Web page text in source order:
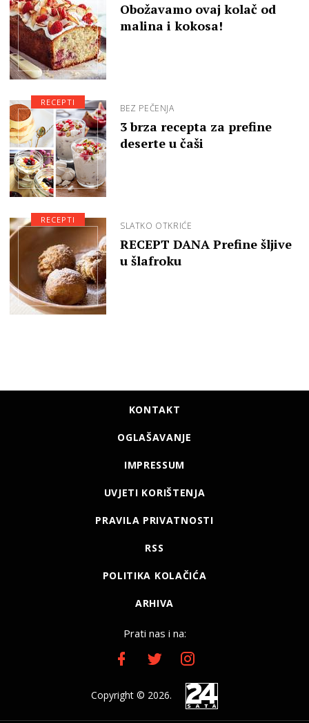
Obožavamo ovaj kolač od
malina i kokosa!
BEZ PEČENJA
3 brza recepta za prefine
deserte u čaši
RECEPTI
SLATKO OTKRIĆE
RECEPT DANA Prefine šljive
u šlafroku
RECEPTI
KONTAKT
OGLAŠAVANJE
IMPRESSUM
UVJETI KORIŠTENJA
PRAVILA PRIVATNOSTI
RSS
POLITIKA KOLAČIĆA
ARHIVA
Prati nas i na:
Copyright © 2026.